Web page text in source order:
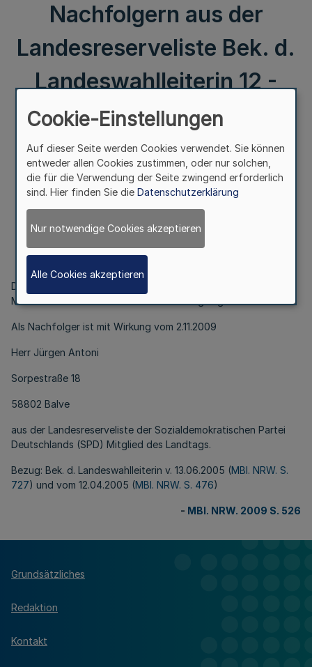
Nachfolgern aus der
Landesreserveliste Bek. d.
Landeswahlleiterin 12 -
35.09.13 v. 2.11.2009
III.
Landtagswahl 2005
Feststellung von Nachfolgern aus der
Bek. d. Landeswahlleiterin 12 - 35.09.13
v. 2.11.2009
Der Landtagsabgeordnete Herr Michael Groschek hat sein
Mandat mit Ablauf des 31.10.2009 niedergelegt.
Als Nachfolger ist mit Wirkung vom 2.11.2009
Herr Jürgen Antoni
Sorpestraße 18
58802 Balve
aus der Landesreserveliste der Sozialdemokratischen Partei
Deutschlands (SPD) Mitglied des Landtags.
Bezug: Bek. d. Landeswahlleiterin v. 13.06.2005 (MBl. NRW. S.
727) und vom 12.04.2005 (MBl. NRW. S. 476)
- MBl. NRW. 2009 S. 526
Grundsätzliches
Redaktion
Kontakt
Cookie-Einstellungen
Auf dieser Seite werden Cookies verwendet. Sie können
entweder allen Cookies zustimmen, oder nur solchen,
die für die Verwendung der Seite zwingend erforderlich
sind. Hier finden Sie die Datenschutzerklärung
Nur notwendige Cookies akzeptieren
Alle Cookies akzeptieren